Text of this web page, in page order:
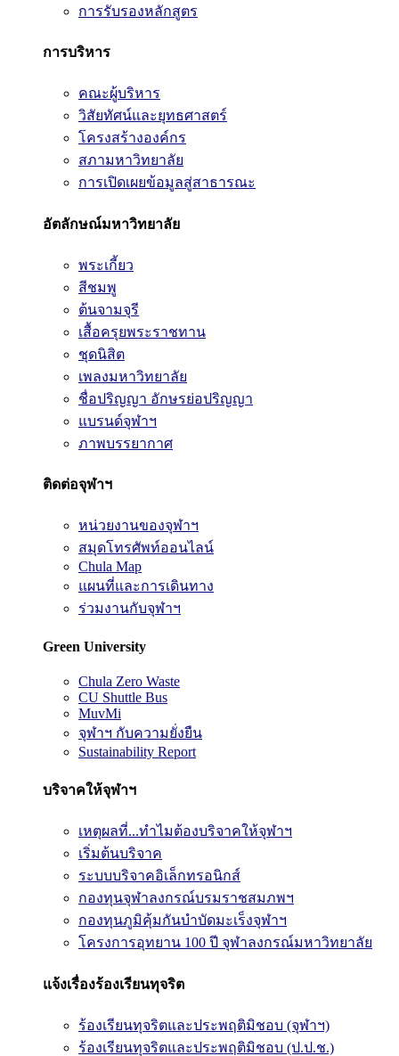
การรับรองหลักสูตร
การบริหาร
คณะผู้บริหาร
วิสัยทัศน์และยุทธศาสตร์
โครงสร้างองค์กร
สภามหาวิทยาลัย
การเปิดเผยข้อมูลสู่สาธารณะ
อัตลักษณ์มหาวิทยาลัย
พระเกี้ยว
สีชมพู
ต้นจามจุรี
เสื้อครุยพระราชทาน
ชุดนิสิต
เพลงมหาวิทยาลัย
ชื่อปริญญา อักษรย่อปริญญา
แบรนด์จุฬาฯ
ภาพบรรยากาศ
ติดต่อจุฬาฯ
หน่วยงานของจุฬาฯ
สมุดโทรศัพท์ออนไลน์
Chula Map
แผนที่และการเดินทาง
ร่วมงานกับจุฬาฯ
Green University
Chula Zero Waste
CU Shuttle Bus
MuvMi
จุฬาฯ กับความยั่งยืน
Sustainability Report
บริจาคให้จุฬาฯ
เหตุผลที่...ทำไมต้องบริจาคให้จุฬาฯ
เริ่มต้นบริจาค
ระบบบริจาคอิเล็กทรอนิกส์
กองทุนจุฬาลงกรณ์บรมราชสมภพฯ
กองทุนภูมิคุ้มกันบำบัดมะเร็งจุฬาฯ
โครงการอุทยาน 100 ปี จุฬาลงกรณ์มหาวิทยาลัย
แจ้งเรื่องร้องเรียนทุจริต
ร้องเรียนทุจริตและประพฤติมิชอบ (จุฬาฯ)
ร้องเรียนทุจริตและประพฤติมิชอบ (ป.ป.ช.)